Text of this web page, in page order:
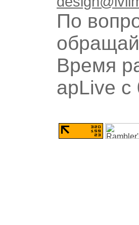
По
Время
apLive c